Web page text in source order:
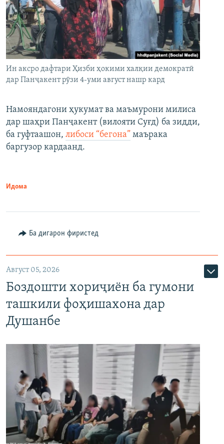
Ин аксро дафтари Ҳизби ҳокими халқии демократӣ
дар Панҷакент рӯзи 4-уми август нашр кард
Намояндагони ҳукумат ва маъмурони милиса
дар шаҳри Панҷакент (вилояти Суғд) ба зидди,
ба гуфтаашон, либоси “бегона” маърака
баргузор кардаанд.
Идома
Ба дигарон фиристед
Август 05, 2026
Боздошти хориҷиён ба гумони
ташкили фоҳишахона дар
Душанбе